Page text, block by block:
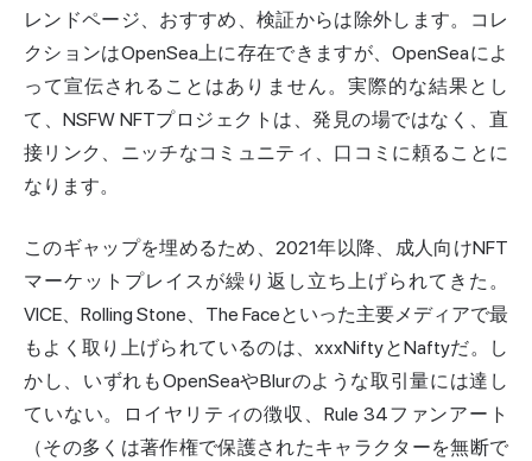
レンドページ、おすすめ、検証からは除外します。コレ
クションはOpenSea上に存在できますが、OpenSeaによ
って宣伝されることはありません。実際的な結果とし
て、NSFW NFTプロジェクトは、発見の場ではなく、直
接リンク、ニッチなコミュニティ、口コミに頼ることに
なります。
このギャップを埋めるため、2021年以降、成人向けNFT
マーケットプレイスが繰り返し立ち上げられてきた。
VICE、Rolling Stone、The Faceといった主要メディアで最
もよく取り上げられているのは、xxxNiftyとNaftyだ。し
かし、いずれもOpenSeaやBlurのような取引量には達し
ていない。ロイヤリティの徴収、Rule 34ファンアート
（その多くは著作権で保護されたキャラクターを無断で